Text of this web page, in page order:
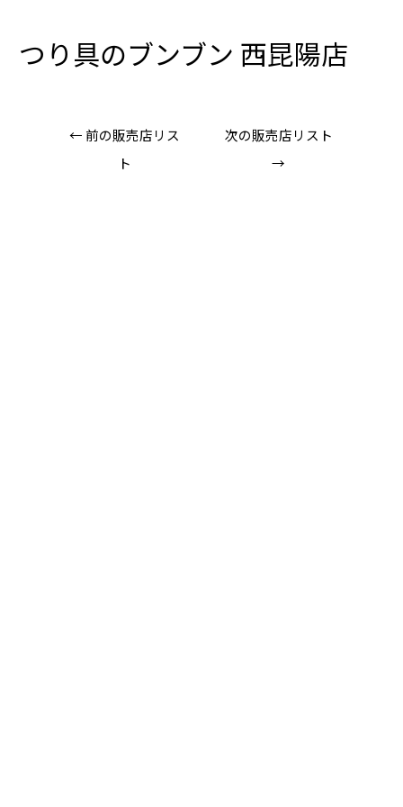
つり具のブンブン 西昆陽店
← 前の販売店リス
ト
次の販売店リスト
→